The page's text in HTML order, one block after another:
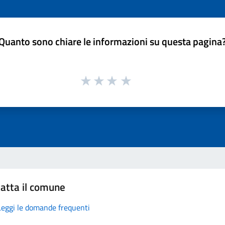
sono chiare le informazioni su questa
il comune
le domande frequenti